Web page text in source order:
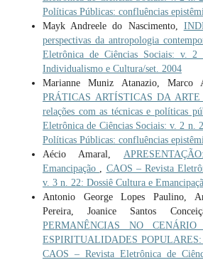
Políticas Públicas: confluências
Mayk Andreele do Nascimento,
perspectivas da antropologia
Eletrônica de Ciências Sociais: v.
Individualismo e Cultura/set. 2004
Marianne Muniz Atanazio, Marco
PRÁTICAS ARTÍSTICAS DA
relações com as técnicas e políticas
Eletrônica de Ciências Sociais: v. 2 n.
Políticas Públicas: confluências
Aécio Amaral,
Emancipação
CAOS – Revista
v. 3 n. 22: Dossiê Cultura e
Antonio George Lopes Paulino,
Pereira, Joanice Santos
PERMANÊNCIAS NO
ESPIRITUALIDADES POPULARES:
CAOS – Revista Eletrônica de